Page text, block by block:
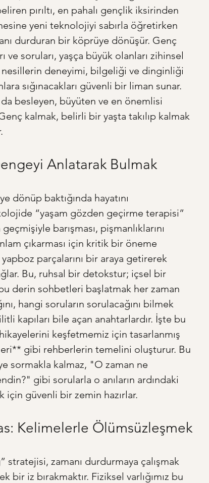
pırıltı, en pahalı gençlik iksirinden
yeni teknolojiyi sabırla öğretirken
durduran bir köprüye dönüşür. Genç
ve soruları, yaşça büyük olanları zihinsel
nesillerin deneyimi, bilgeliği ve dinginliği
sığınacakları güvenli bir liman sunar.
da besleyen, büyüten ve en önemlisi
kalmak, belirli bir yaşta takılıp kalmak
Anlatarak Bulmak
dönüp baktığında hayatını
“yaşam gözden geçirme terapisi”
barışması, pişmanlıklarını
çıkarması için kritik bir öneme
parçalarını bir araya getirerek
Bu, ruhsal bir detokstur; içsel bir
derin sohbetleri başlatmak her zaman
hangi soruların sorulacağını bilmek
kapıları bile açan anahtarlardır. İşte bu
keşfetmemiz için tasarlanmış
gibi rehberlerin temelini oluşturur. Bu
sormakla kalmaz, "O zaman ne
gibi sorularla o anıların ardındaki
için güvenli bir zemin hazırlar.
Kelimelerle Ölümsüzleşmek
zamanı durdurmaya çalışmak
bir iz bırakmaktır. Fiziksel varlığımız bu